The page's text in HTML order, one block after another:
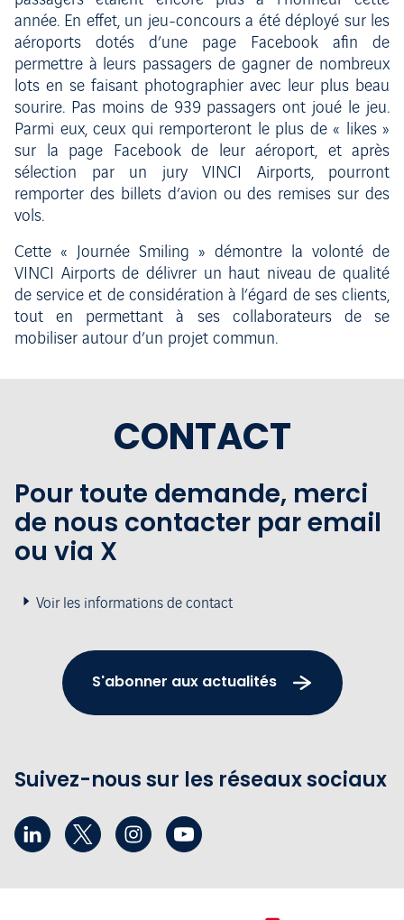
année. En effet, un jeu-concours a été déployé sur les
aéroports dotés d’une page Facebook afin de
permettre à leurs passagers de gagner de nombreux
lots en se faisant photographier avec leur plus beau
sourire. Pas moins de 939 passagers ont joué le jeu.
Parmi eux, ceux qui remporteront le plus de « likes »
sur la page Facebook de leur aéroport, et après
sélection par un jury VINCI Airports, pourront
remporter des billets d’avion ou des remises sur des
vols.
Cette « Journée Smiling » démontre la volonté de
VINCI Airports de délivrer un haut niveau de qualité
de service et de considération à l’égard de ses clients,
tout en permettant à ses collaborateurs de se
mobiliser autour d’un projet commun.
CONTACT
Pour toute demande, merci
de nous contacter par email
ou via X
Voir les informations de contact
S'abonner aux actualités
Suivez-nous sur les réseaux sociaux